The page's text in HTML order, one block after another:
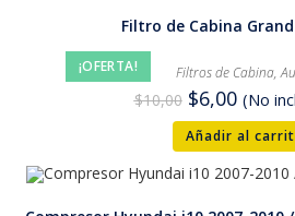
¡OFERTA!
Filtro de Cabina
Filtros de Cabina,
$10,00 $6,00 (No
Añadir al